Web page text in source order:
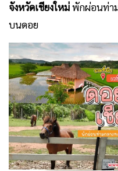
จังหวัดเชียงใหม่พักผ่อนท่า
บนดอย